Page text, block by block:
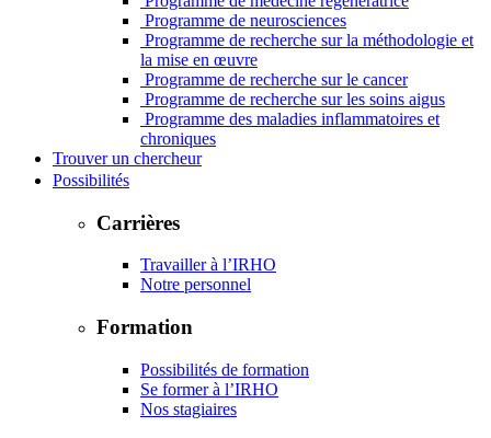
Programme de médecine
régénératrice
la mise en œuvre
cancer